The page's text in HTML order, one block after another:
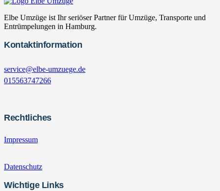
Elbe Umzüge ist Ihr seriöser Partner für Umzüge, Transporte und
Entrümpelungen in Hamburg.
Kontaktinformation
service@elbe-umzuege.de
015563747266
Rechtliches
Impressum
Datenschutz
Wichtige Links